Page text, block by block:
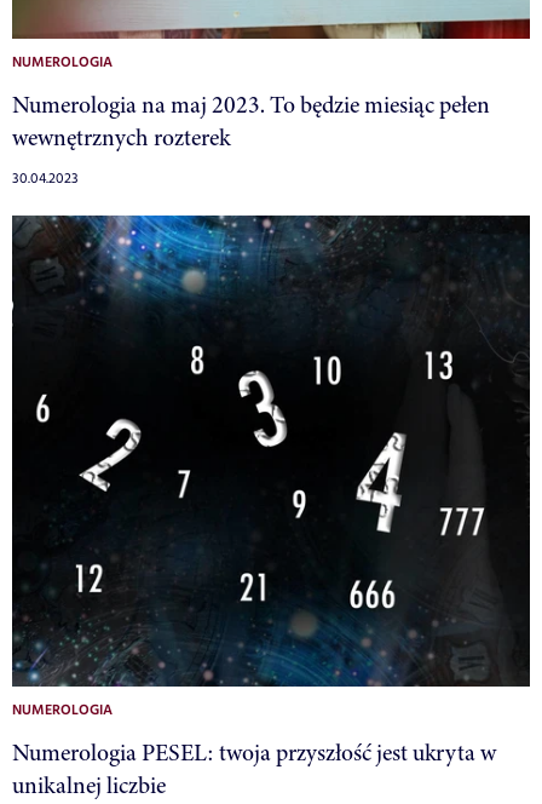
NUMEROLOGIA
Numerologia na maj 2023. To będzie miesiąc pełen
wewnętrznych rozterek
30.04.2023
NUMEROLOGIA
Numerologia PESEL: twoja przyszłość jest ukryta w
unikalnej liczbie